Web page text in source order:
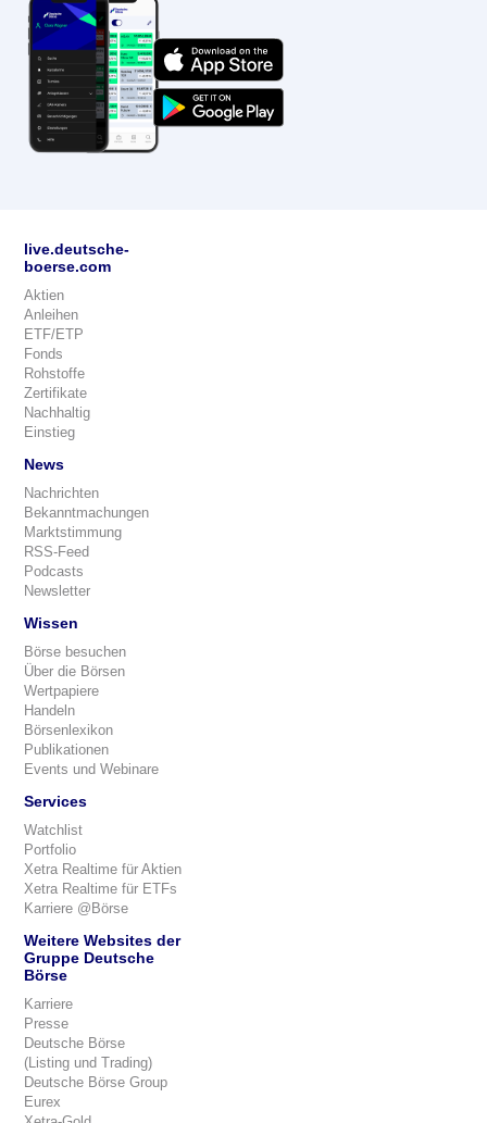
live.deutsche-
boerse.com
Aktien
Anleihen
ETF/ETP
Fonds
Rohstoffe
Zertifikate
Nachhaltig
Einstieg
News
Nachrichten
Bekanntmachungen
Marktstimmung
RSS-Feed
Podcasts
Newsletter
Wissen
Börse besuchen
Über die Börsen
Wertpapiere
Handeln
Börsenlexikon
Publikationen
Events und Webinare
Services
Watchlist
Portfolio
Xetra Realtime für Aktien
Xetra Realtime für ETFs
Karriere @Börse
Weitere Websites der
Gruppe Deutsche
Börse
Karriere
Presse
Deutsche Börse
(Listing und Trading)
Deutsche Börse Group
Eurex